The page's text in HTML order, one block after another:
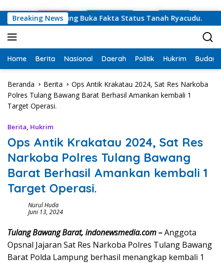
Breaking News
Lampung Buka Fakta Status Tanah Ryacudu.
Home Berita Nasional Daerah Politik Hukrim Budaya
Beranda Berita
Ops Antik Krakatau 2024, Sat Res Narkoba
Polres Tulang Bawang Barat Berhasil Amankan kembali 1
Target Operasi.
Berita, Hukrim
Ops Antik Krakatau 2024, Sat Res
Narkoba Polres Tulang Bawang
Barat Berhasil Amankan kembali 1
Target Operasi.
Nurul Huda
Juni 13, 2024
Tulang Bawang Barat, indonewsmedia.com –Anggota
Opsnal Jajaran Sat Res Narkoba Polres Tulang Bawang
Barat Polda Lampung berhasil menangkap kembali 1